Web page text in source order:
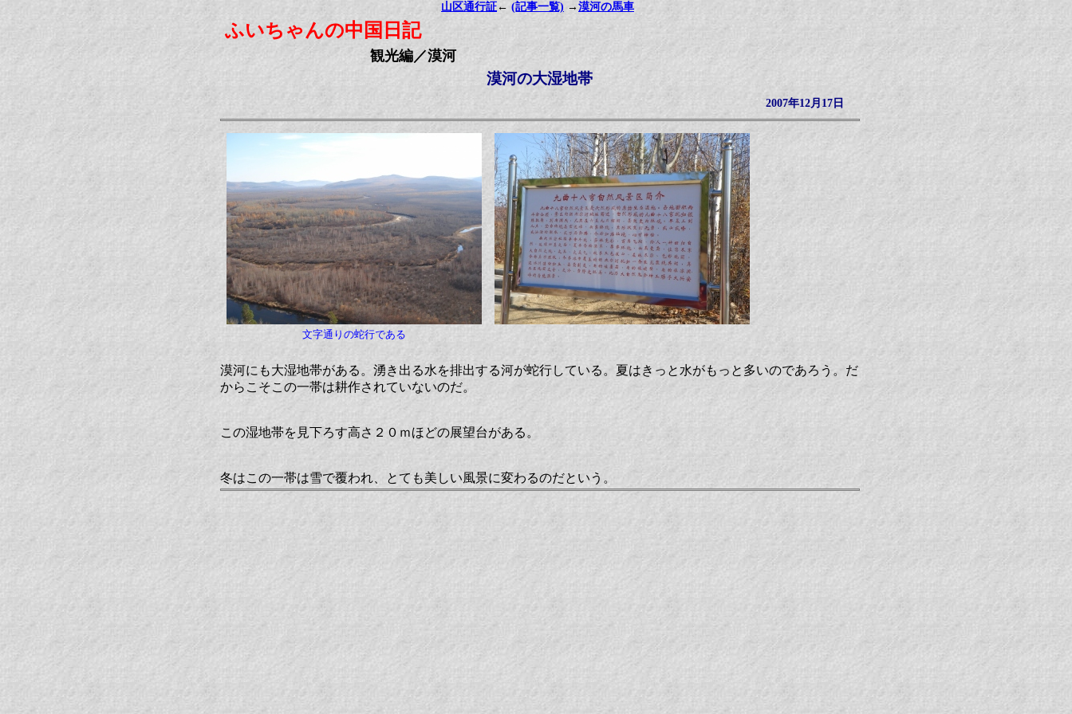
山区通行証 ← (記事一覧) → 漠河の馬車
ふいちゃんの中国日記
観光編／漠河
漠河の大湿地帯
2007年12月17日
文字通りの蛇行である
漠河にも大湿地帯がある。湧き出る水を排出する河が蛇行している。夏はきっと水がもっと多いのであろう。だ
からこそこの一帯は耕作されていないのだ。
この湿地帯を見下ろす高さ２０ｍほどの展望台がある。
冬はこの一帯は雪で覆われ、とても美しい風景に変わるのだという。